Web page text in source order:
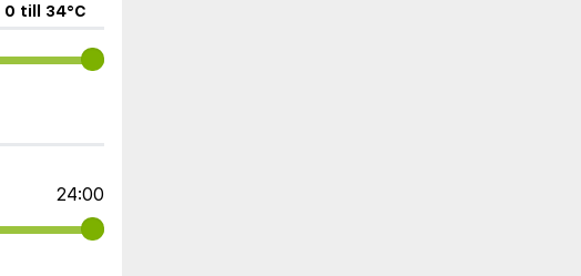
0 till 34°C
24:00